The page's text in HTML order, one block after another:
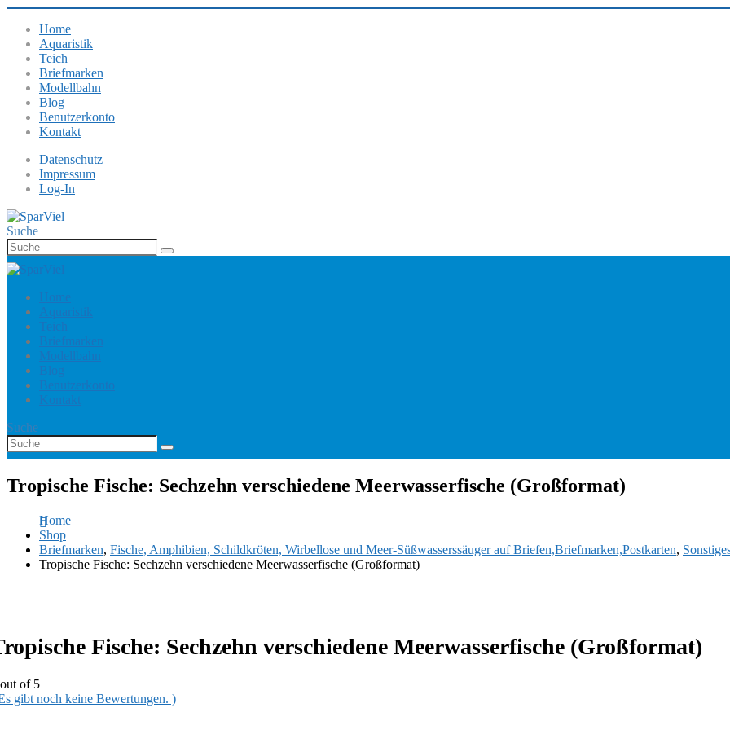
Home
Aquaristik
Teich
Briefmarken
Modellbahn
Blog
Benutzerkonto
Kontakt
Datenschutz
Impressum
Log-In
Suche
Home
Aquaristik
Teich
Briefmarken
Modellbahn
Blog
Benutzerkonto
Kontakt
Suche
Tropische Fische: Sechzehn verschiedene Meerwasserfische (Großformat)
Home
Shop
Briefmarken, Fische, Amphibien, Schildkröten, Wirbellose und Meer-Süßwasserssäuger auf Briefen,Briefmarken,Postkarten,
Tropische Fische: Sechzehn verschiedene Meerwasserfische (Großformat)
Fische: Sechzehn verschiedene Meerwasserfische (Großformat)
of 5
gibt noch keine Bewertungen. )